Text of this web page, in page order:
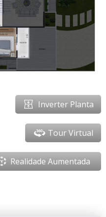
Inverter Planta
Tour Virtual
Realidade Aumentada